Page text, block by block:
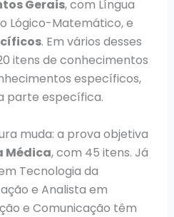
Gerais, com Língua
Lógico-Matemático, e
. Em vários desses
itens de conhecimentos
específicos,
parte específica.
muda: a prova objetiva
Médica, com 45 itens. Já
Tecnologia da
e Analista em
e Comunicação têm